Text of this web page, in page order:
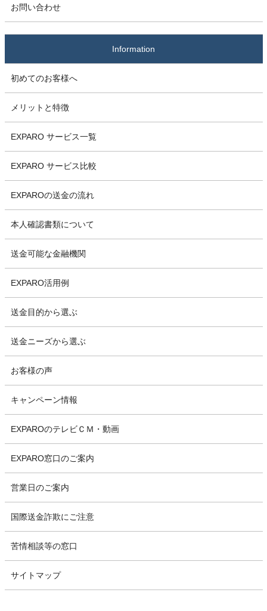
お問い合わせ
Information
初めてのお客様へ
メリットと特徴
EXPARO サービス一覧
EXPARO サービス比較
EXPAROの送金の流れ
本人確認書類について
送金可能な金融機関
EXPARO活用例
送金目的から選ぶ
送金ニーズから選ぶ
お客様の声
キャンペーン情報
EXPAROのテレビＣＭ・動画
EXPARO窓口のご案内
営業日のご案内
国際送金詐欺にご注意
苦情相談等の窓口
サイトマップ